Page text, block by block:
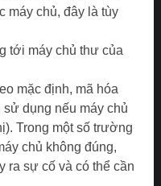
máy chủ, đây là tùy
tới máy chủ thư của
mặc định, mã hóa
dụng nếu máy chủ
Trong một số trường
chủ không đúng,
ra sự cố và có thể cần